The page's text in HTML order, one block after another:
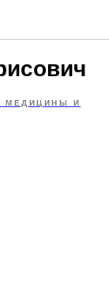
МЕДИЦИНЫ И